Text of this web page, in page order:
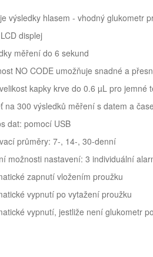
výsledky hlasem - vhodný glukometr
displej
měření do 6 sekund
NO CODE umožňuje snadné a
kapky krve do 0.6 µL pro jemné
na 300 výsledků měření s datem a
dat: pomocí USB
průměry: 7-, 14-, 30-denní
možnosti nastavení: 3 individuální
zapnutí vložením proužku
vypnutí po vytažení proužku
vypnutí, jestliže není glukometr